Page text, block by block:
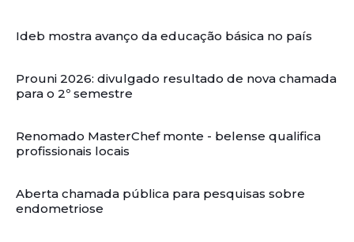
Ideb mostra avanço da educação básica no país
Prouni 2026: divulgado resultado de nova chamada
para o 2º semestre
Renomado MasterChef monte - belense qualifica
profissionais locais
Aberta chamada pública para pesquisas sobre
endometriose